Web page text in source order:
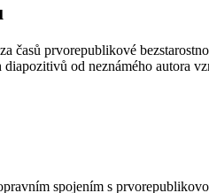
časů prvorepublikové
od neznámého autora
spojením s